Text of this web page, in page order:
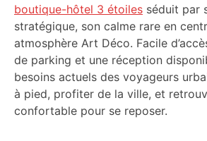
boutique-hôtel 3 étoiles séduit par
stratégique, son calme rare en
atmosphère Art Déco. Facile
de parking et une réception
besoins actuels des voyageurs
à pied, profiter de la ville, et
confortable pour se reposer.